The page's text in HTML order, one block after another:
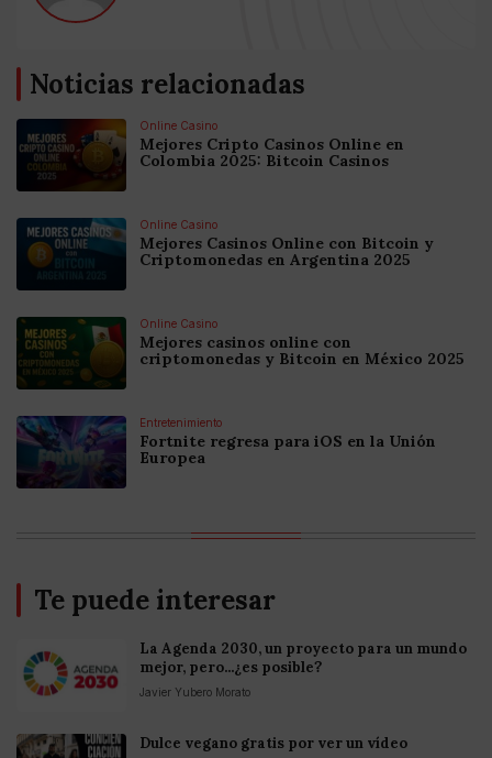
Noticias relacionadas
Online Casino
Mejores Cripto Casinos Online en
Colombia 2025: Bitcoin Casinos
Online Casino
Mejores Casinos Online con Bitcoin y
Criptomonedas en Argentina 2025
Online Casino
Mejores casinos online con
criptomonedas y Bitcoin en México 2025
Entretenimiento
Fortnite regresa para iOS en la Unión
Europea
Te puede interesar
La Agenda 2030, un proyecto para un mundo
mejor, pero...¿es posible?
Javier Yubero Morato
Dulce vegano gratis por ver un vídeo